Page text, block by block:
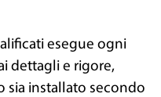
esegue ogni
dettagli e rigore,
sia installato secondo